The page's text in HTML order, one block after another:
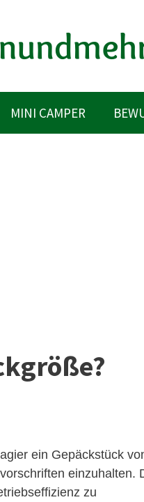
MINI CAMPER
ein Gepäckstück
einzuhalten.
zu